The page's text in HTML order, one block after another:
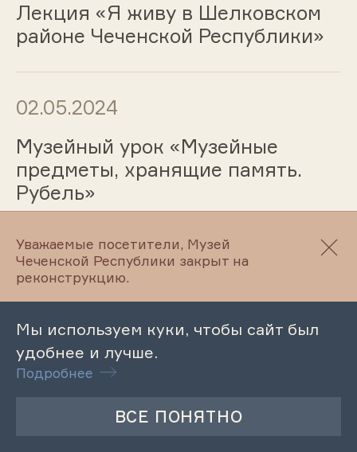
Лекция «Я живу в Шелковском
районе Чеченской Республики»
02.05.2024
Музейный урок «Музейные
предметы, хранящие память.
Рубель»
02.05.2024
Лекция «История чеченского
танца»
Уважаемые посетители, Музей
Чеченской Республики закрыт на
реконструкцию.
Мы используем куки, чтобы сайт был
удобнее и лучше.
Подробнее